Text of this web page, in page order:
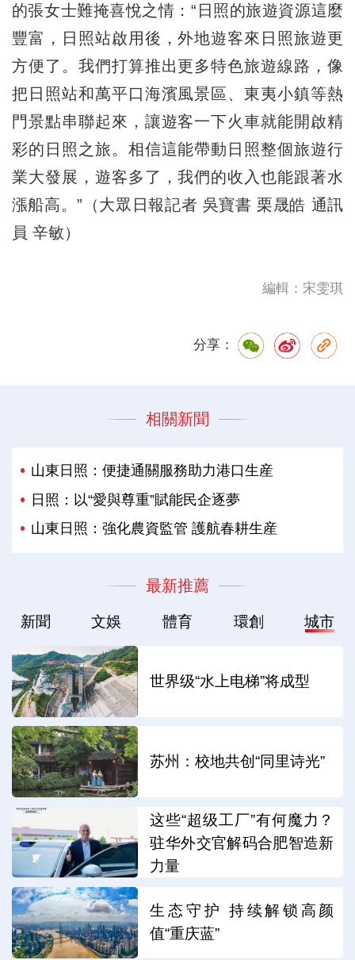
的張女士難掩喜悅之情：“日照的旅遊資源這麼
豐富，日照站啟用後，外地遊客來日照旅遊更
方便了。我們打算推出更多特色旅遊線路，像
把日照站和萬平口海濱風景區、東夷小鎮等熱
門景點串聯起來，讓遊客一下火車就能開啟精
彩的日照之旅。相信這能帶動日照整個旅遊行
業大發展，遊客多了，我們的收入也能跟著水
漲船高。”（大眾日報記者 吳寶書 栗晟皓 通訊
員 辛敏）
編輯：宋雯琪
分享：
相關新聞
山東日照：便捷通關服務助力港口生産
日照：以“愛與尊重”賦能民企逐夢
山東日照：強化農資監管 護航春耕生産
最新推薦
新聞 文娛 體育 環創 城市
世界级“水上电梯”将成型
苏州：校地共创“同里诗光”
这些“超级工厂”有何魔力？
驻华外交官解码合肥智造新
力量
生态守护 持续解锁高颜
值“重庆蓝”